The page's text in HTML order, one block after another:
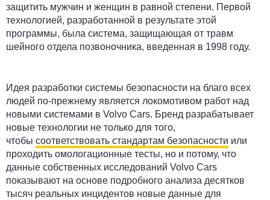
защитить мужчин и женщин в равной степени. Первой
технологией, разработанной в результате этой
программы, была система, защищающая от травм
шейного отдела позвоночника, введенная в 1998 году.
Идея разработки системы безопасности на благо всех
людей по-прежнему является локомотивом работ над
новыми системами в Volvo Cars. Бренд разрабатывает
новые технологии не только для того,
чтобы соответствовать стандартам безопасности или
проходить омологационные тесты, но и потому, что
данные собственных исследований Volvo Cars
показывают на основе подробного анализа десятков
тысяч реальных инцидентов новые данные для